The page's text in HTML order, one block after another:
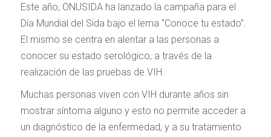
Este año, ONUSIDA ha lanzado la campaña para el
Día Mundial del Sida bajo el lema “Conoce tu estado”.
El mismo se centra en alentar a las personas a
conocer su estado serológico, a través de la
realización de las pruebas de VIH.
Muchas personas viven con VIH durante años sin
mostrar síntoma alguno y esto no permite acceder a
un diagnóstico de la enfermedad, y a su tratamiento